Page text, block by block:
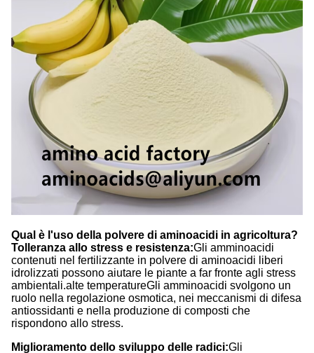
Qual è l'uso della polvere di aminoacidi in agricoltura?
Tolleranza allo stress e resistenza:Gli amminoacidi
contenuti nel fertilizzante in polvere di aminoacidi liberi
idrolizzati possono aiutare le piante a far fronte agli stress
ambientali.alte temperatureGli amminoacidi svolgono un
ruolo nella regolazione osmotica, nei meccanismi di difesa
antiossidanti e nella produzione di composti che
rispondono allo stress.
Miglioramento dello sviluppo delle radici:Gli